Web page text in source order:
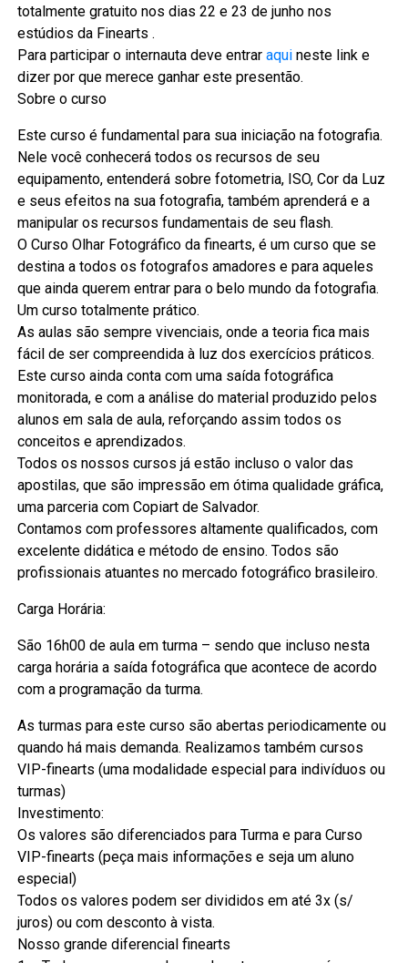
totalmente gratuito nos dias 22 e 23 de junho nos
estúdios da Finearts .
Para participar o internauta deve entraraqui neste link e
dizer por que merece ganhar este presentão.
Sobre o curso
Este curso é fundamental para sua iniciação na fotografia.
Nele você conhecerá todos os recursos de seu
equipamento, entenderá sobre fotometria, ISO, Cor da Luz
e seus efeitos na sua fotografia, também aprenderá e a
manipular os recursos fundamentais de seu flash.
O Curso Olhar Fotográfico da finearts, é um curso que se
destina a todos os fotografos amadores e para aqueles
que ainda querem entrar para o belo mundo da fotografia.
Um curso totalmente prático.
As aulas são sempre vivenciais, onde a teoria fica mais
fácil de ser compreendida à luz dos exercícios práticos.
Este curso ainda conta com uma saída fotográfica
monitorada, e com a análise do material produzido pelos
alunos em sala de aula, reforçando assim todos os
conceitos e aprendizados.
Todos os nossos cursos já estão incluso o valor das
apostilas, que são impressão em ótima qualidade gráfica,
uma parceria com Copiart de Salvador.
Contamos com professores altamente qualificados, com
excelente didática e método de ensino. Todos são
profissionais atuantes no mercado fotográfico brasileiro.
Carga Horária:
São 16h00 de aula em turma – sendo que incluso nesta
carga horária a saída fotográfica que acontece de acordo
com a programação da turma.
As turmas para este curso são abertas periodicamente ou
quando há mais demanda. Realizamos também cursos
VIP-finearts (uma modalidade especial para indivíduos ou
turmas)
Investimento:
Os valores são diferenciados para Turma e para Curso
VIP-finearts (peça mais informações e seja um aluno
especial)
Todos os valores podem ser divididos em até 3x (s/
juros) ou com desconto à vista.
Nosso grande diferencial finearts